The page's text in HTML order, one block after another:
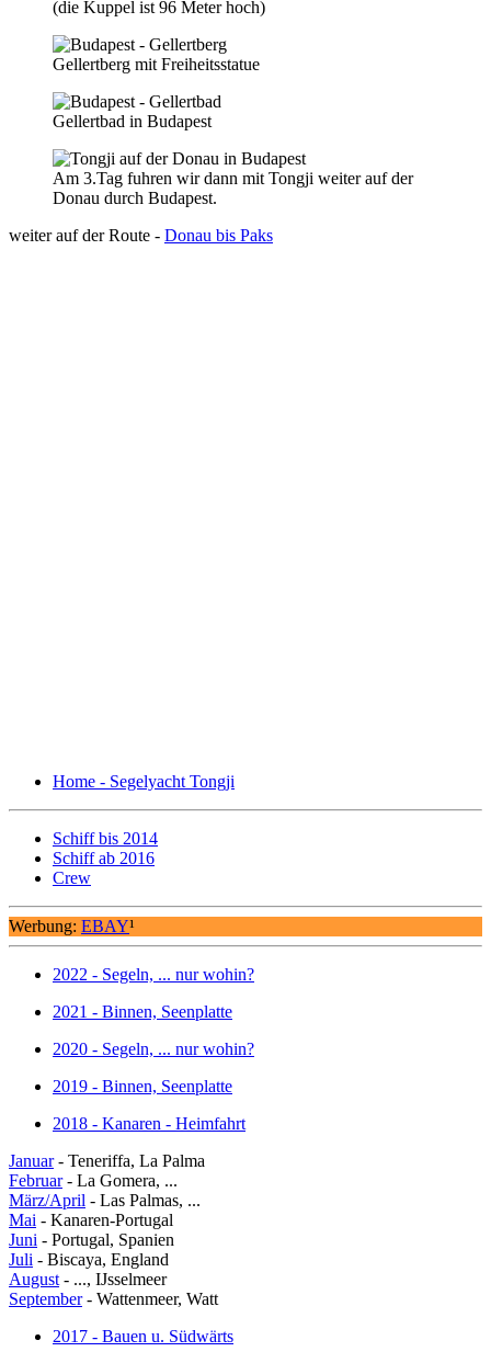
(die Kuppel ist 96 Meter hoch)
Gellertberg mit Freiheitsstatue
Gellertbad in Budapest
Am 3.Tag fuhren wir dann mit Tongji weiter auf der
Donau durch Budapest.
weiter auf der Route - Donau bis Paks
Home - Segelyacht Tongji
Schiff bis 2014
Schiff ab 2016
Crew
Werbung: EBAY¹
2022 - Segeln, ... nur wohin?
2021 - Binnen, Seenplatte
2020 - Segeln, ... nur wohin?
2019 - Binnen, Seenplatte
2018 - Kanaren - Heimfahrt
Januar- Teneriffa, La Palma
Februar- La Gomera, ...
März/April - Las Palmas, ...
Mai - Kanaren-Portugal
Juni - Portugal, Spanien
Juli - Biscaya, England
August - ..., IJsselmeer
September- Wattenmeer, Watt
2017 - Bauen u. Südwärts